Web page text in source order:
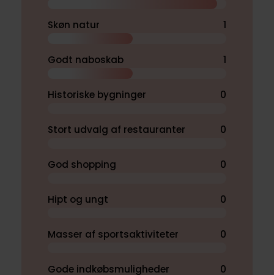
Skøn natur 1
Godt naboskab 1
Historiske bygninger 0
Stort udvalg af restauranter 0
God shopping 0
Hipt og ungt 0
Masser af sportsaktiviteter 0
Gode indkøbsmuligheder 0